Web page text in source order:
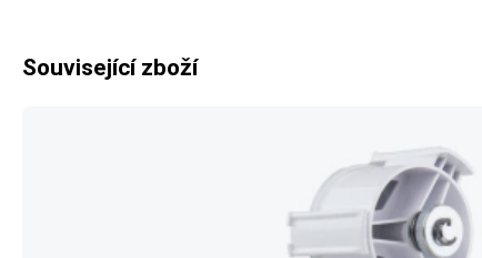
Související zboží